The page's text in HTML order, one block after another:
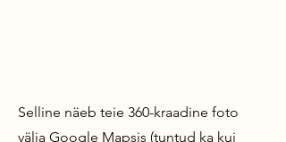
Selline näeb teie 360-kraadine foto
välja Google Mapsis (tuntud ka kui